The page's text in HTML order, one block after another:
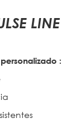
LINE
: